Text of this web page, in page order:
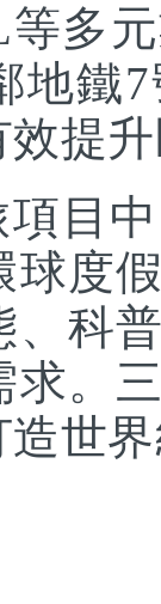
多
地鐵
提
項目
球度
、科
求。
世